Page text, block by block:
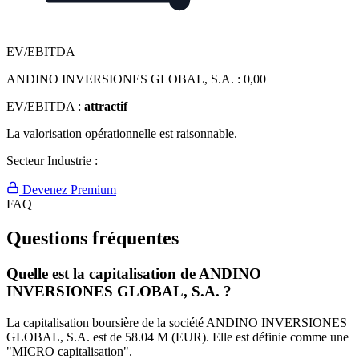
EV/EBITDA
ANDINO INVERSIONES GLOBAL, S.A. : 0,00
EV/EBITDA : attractif
La valorisation opérationnelle est raisonnable.
Secteur Industrie :
Devenez Premium
FAQ
Questions fréquentes
Quelle est la capitalisation de ANDINO
INVERSIONES GLOBAL, S.A. ?
La capitalisation boursière de la société ANDINO INVERSIONES
GLOBAL, S.A. est de 58.04 M (EUR). Elle est définie comme une
"MICRO capitalisation".